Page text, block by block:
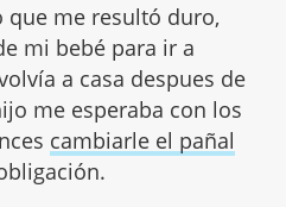
que me resultó duro,
mi bebé para ir a
a casa despues de
me esperaba con los
cambiarle el pañal